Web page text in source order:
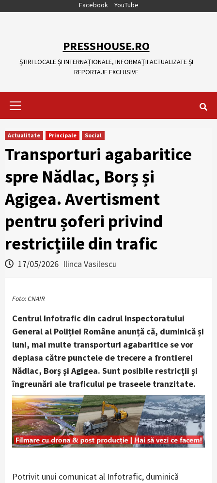
Facebook YouTube
PRESSHOUSE.RO
ȘTIRI LOCALE ȘI INTERNAȚIONALE, INFORMAȚII ACTUALIZATE ȘI
REPORTAJE EXCLUSIVE
Actualitate Principale Social
Transporturi agabaritice
spre Nădlac, Borș și
Agigea. Avertisment
pentru șoferi privind
restricțiile din trafic
17/05/2026 Ilinca Vasilescu
Foto: CNAIR
Centrul Infotrafic din cadrul Inspectoratului
General al Poliției Române anunță că, duminică și
luni, mai multe transporturi agabaritice se vor
deplasa către punctele de trecere a frontierei
Nădlac, Borș și Agigea. Sunt posibile restricții și
îngreunări ale traficului pe traseele tranzitate.
Potrivit unui comunicat al Infotrafic, duminică